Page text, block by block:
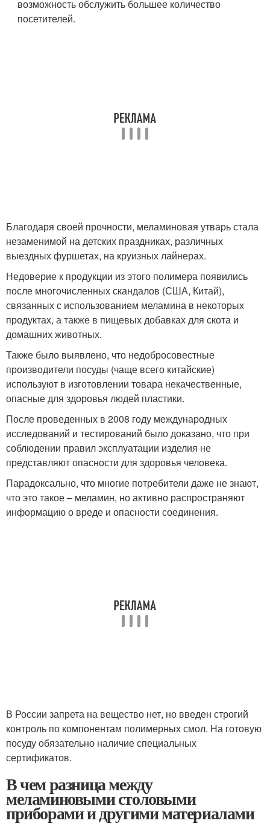
возможность обслужить большее количество
посетителей.
Благодаря своей прочности, меламиновая утварь стала
незаменимой на детских праздниках, различных
выездных фуршетах, на круизных лайнерах.
Недоверие к продукции из этого полимера появились
после многочисленных скандалов (США, Китай),
связанных с использованием меламина в некоторых
продуктах, а также в пищевых добавках для скота и
домашних животных.
Также было выявлено, что недобросовестные
производители посуды (чаще всего китайские)
используют в изготовлении товара некачественные,
опасные для здоровья людей пластики.
После проведенных в 2008 году международных
исследований и тестирований было доказано, что при
соблюдении правил эксплуатации изделия не
представляют опасности для здоровья человека.
Парадоксально, что многие потребители даже не знают,
что это такое – меламин, но активно распространяют
информацию о вреде и опасности соединения.
В России запрета на вещество нет, но введен строгий
контроль по компонентам полимерных смол. На готовую
посуду обязательно наличие специальных
сертификатов.
В чем разница между
меламиновыми столовыми
приборами и другими материалами